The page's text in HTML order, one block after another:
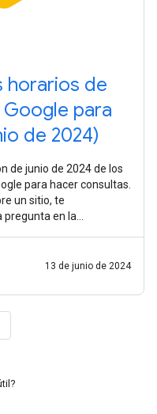
horarios de
para
de 2024)
de junio de 2024 de los
para hacer consultas.
un sitio, te
pregunta en la
13 de junio de 2024